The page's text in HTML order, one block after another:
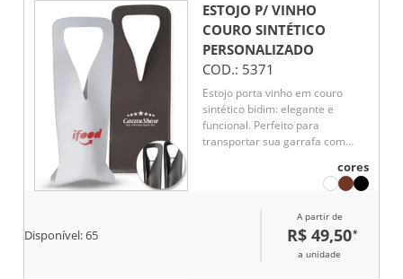
ESTOJO P/ VINHO
COURO SINTÉTICO
PERSONALIZADO
COD.: 5371
Estojo porta vinho em couro
sintético bidim: elegante e
funcional. Perfeito para
transportar sua garrafa com
presentear ou para uso pessoal.
cores
Disponível:65
A partir de
R$ 49,50*
a unidade